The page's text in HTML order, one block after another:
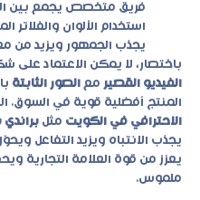
فريق متخصص يجمع بين
استخدام الألوان
يجذب الجمهور ويزيد من
باختصار، لا يمكن الاعتماد
الفيديو القصير مع الصور الثابتة
المنتج أفضلية قوية في السوق.
الاحترافي في الكويت مثل
يجذب الانتباه ويزيد التفاعل
يعزز من قوة العلامة التجارية
ملموس.